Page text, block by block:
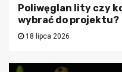
Poliwęglan lity czy
wybrać do projektu?
18 lipca 2026